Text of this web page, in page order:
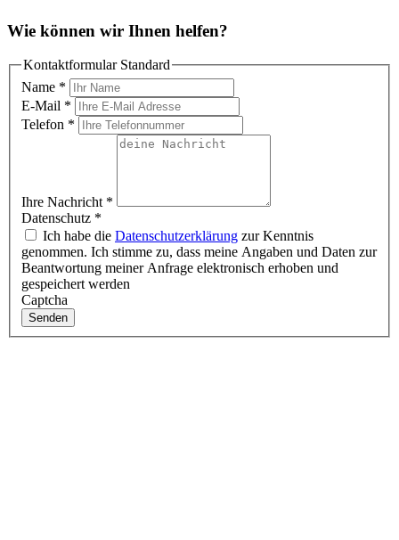
Wie können wir Ihnen helfen?
Kontaktformular Standard
Name *
E-Mail *
Telefon *
Ihre Nachricht *
Datenschutz *
Ich habe die Datenschutzerklärung zur Kenntnis
genommen. Ich stimme zu, dass meine Angaben und Daten zur
Beantwortung meiner Anfrage elektronisch erhoben und
gespeichert werden
Captcha
Senden